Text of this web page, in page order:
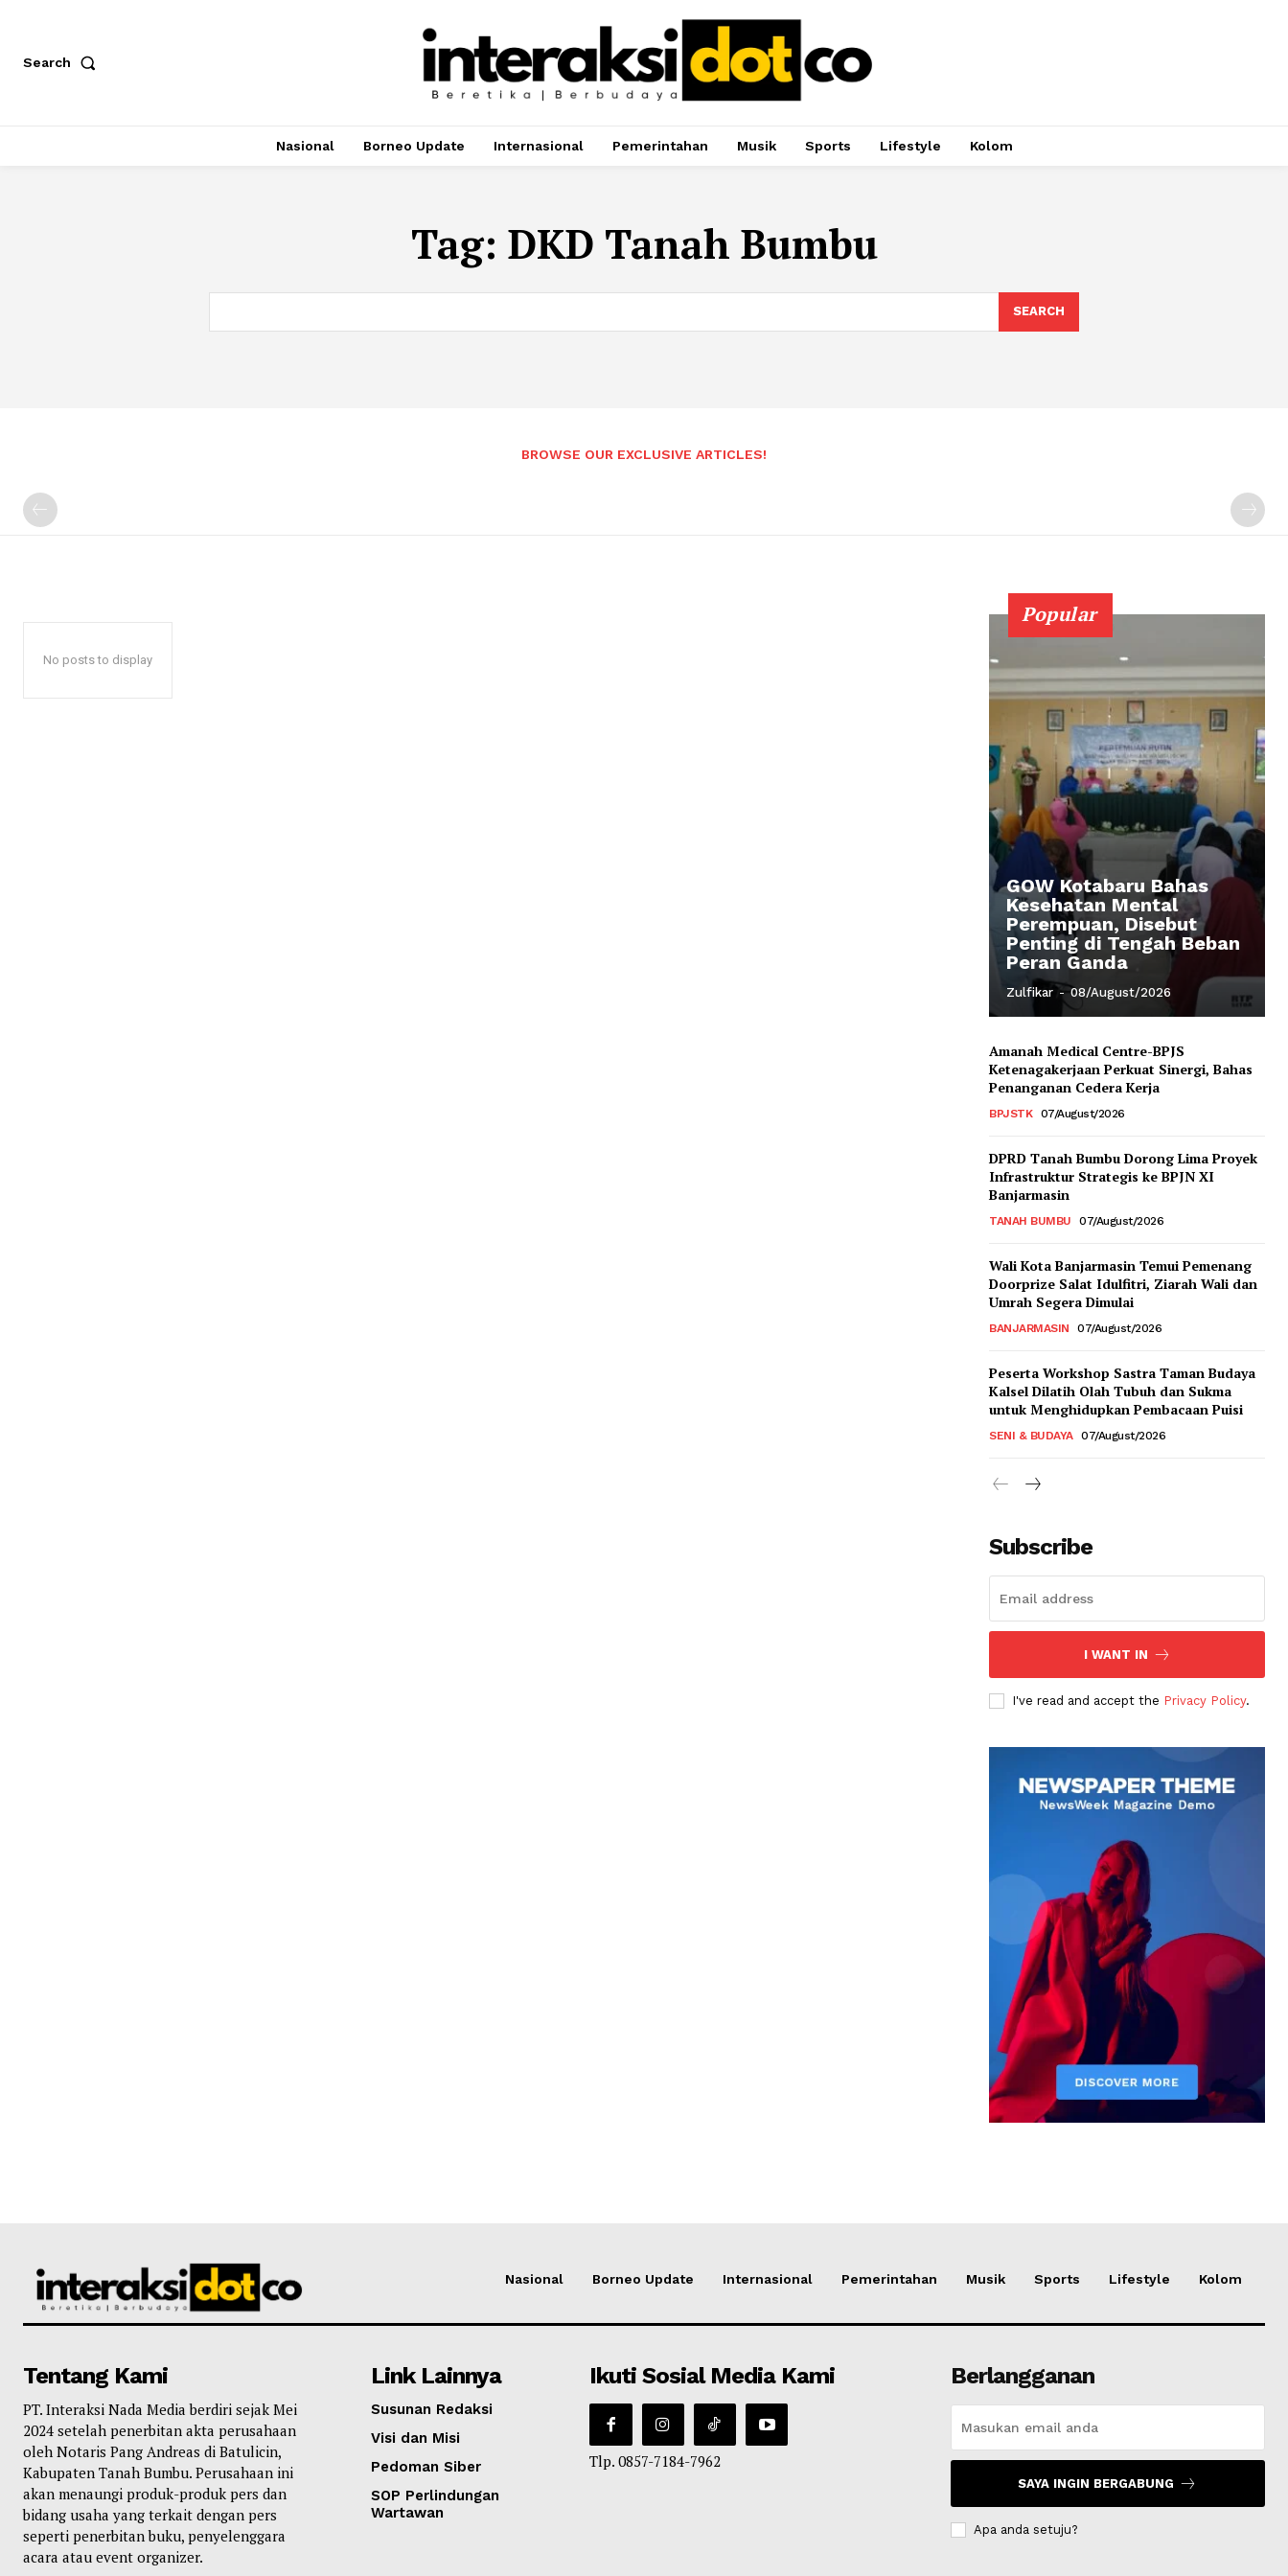
Search
Nasional Borneo Update Internasional Pemerintahan Musik Sports Lifestyle Kolom
Tag: DKD Tanah Bumbu
SEARCH
BROWSE OUR EXCLUSIVE ARTICLES!
No posts to display
Popular
GOW Kotabaru Bahas
Kesehatan Mental
Perempuan, Disebut
Penting di Tengah Beban
Peran Ganda
Zulfikar - 08/August/2026
Amanah Medical Centre-BPJS
Ketenagakerjaan Perkuat Sinergi, Bahas
Penanganan Cedera Kerja
BPJSTK 07/August/2026
DPRD Tanah Bumbu Dorong Lima Proyek
Infrastruktur Strategis ke BPJN XI
Banjarmasin
TANAH BUMBU 07/August/2026
Wali Kota Banjarmasin Temui Pemenang
Doorprize Salat Idulfitri, Ziarah Wali dan
Umrah Segera Dimulai
BANJARMASIN 07/August/2026
Peserta Workshop Sastra Taman Budaya
Kalsel Dilatih Olah Tubuh dan Sukma
untuk Menghidupkan Pembacaan Puisi
SENI & BUDAYA 07/August/2026
Subscribe
I WANT IN
I've read and accept the Privacy Policy.
Nasional Borneo Update Internasional Pemerintahan Musik Sports Lifestyle Kolom
Tentang Kami
PT. Interaksi Nada Media berdiri sejak Mei
2024 setelah penerbitan akta perusahaan
oleh Notaris Pang Andreas di Batulicin,
Kabupaten Tanah Bumbu. Perusahaan ini
akan menaungi produk-produk pers dan
bidang usaha yang terkait dengan pers
seperti penerbitan buku, penyelenggara
acara atau event organizer.
Link Lainnya
Susunan Redaksi
Visi dan Misi
Pedoman Siber
SOP Perlindungan
Wartawan
Ikuti Sosial Media Kami
Tlp. 0857-7184-7962
Berlangganan
SAYA INGIN BERGABUNG
Apa anda setuju?